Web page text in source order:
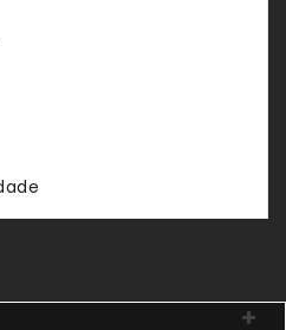
de saúde e bem estar.
de marcas.